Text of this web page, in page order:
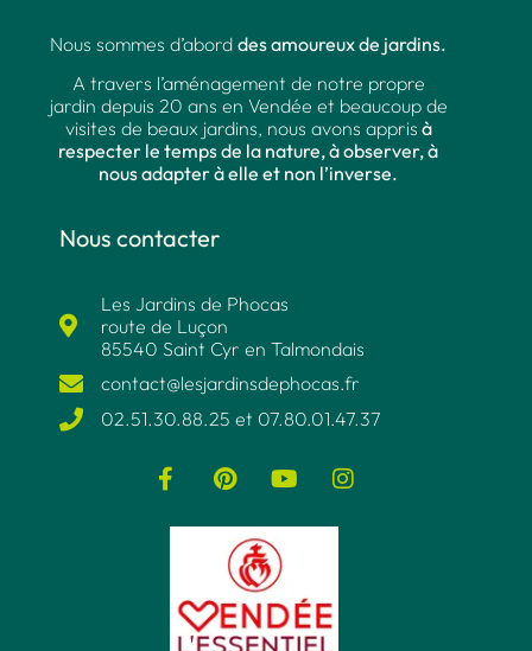
Nous sommes d’abord des amoureux de jardins.
A travers l’aménagement de notre propre
jardin depuis 20 ans en Vendée et beaucoup de
visites de beaux jardins, nous avons appris à
respecter le temps de la nature, à observer, à
nous adapter à elle et non l’inverse.
Nous contacter
Les Jardins de Phocas
route de Luçon
85540 Saint Cyr en Talmondais
contact@lesjardinsdephocas.fr​
02.51.30.88.25 et 07.80.01.47.37​